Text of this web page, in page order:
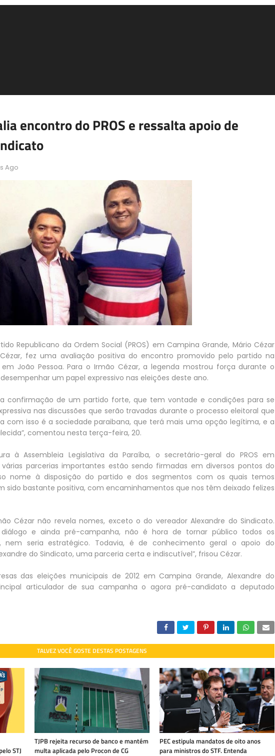
encontro do PROS e ressalta apoio de
Ago
Republicano da Ordem Social (PROS) em Campina Grande, Mário Cézar
fez uma avaliação positiva do encontro promovido pelo partido na
João Pessoa. Para o Irmão Cézar, a legenda mostrou força durante o
um papel expressivo nas eleições deste ano.
confirmação de um partido forte, que tem vontade e condições para se
nas discussões que serão travadas durante o processo eleitoral que
com isso é a sociedade paraibana, que terá mais uma opção legítima, e a
comentou nesta terça-feira, 20.
à Assembleia Legislativa da Paraíba, o secretário-geral do PROS em
parcerias importantes estão sendo firmadas em diversos pontos do
nome à disposição do partido e dos segmentos com os quais temos
sido bastante positiva, com encaminhamentos que nos têm deixado felizes
Cézar não revela nomes, exceto o do vereador Alexandre do Sindicato.
e ainda pré-campanha, não é hora de tornar público todos os
nem seria estratégico. Todavia, é de conhecimento geral o apoio do
do Sindicato, uma parceria certa e indiscutível”, frisou Cézar.
das eleições municipais de 2012 em Campina Grande, Alexandre do
articulador de sua campanha o agora pré-candidato a deputado
TALVEZ VOCÊ GOSTE DESTAS POSTAGENS
STJ
TJPB rejeita recurso de banco e mantém
multa aplicada pelo Procon de CG
PEC estipula mandatos de oito anos
para ministros do STF. Entenda